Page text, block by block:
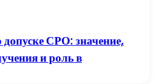
допуске СРО: значение,
и роль в